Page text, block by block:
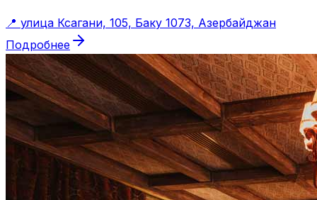
📍 улица Ксагани, 105, Баку 1073, Азербайджан
Подробнее